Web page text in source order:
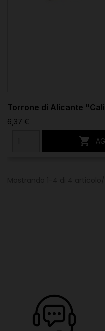
Torrone di Alicante
6,37 €
